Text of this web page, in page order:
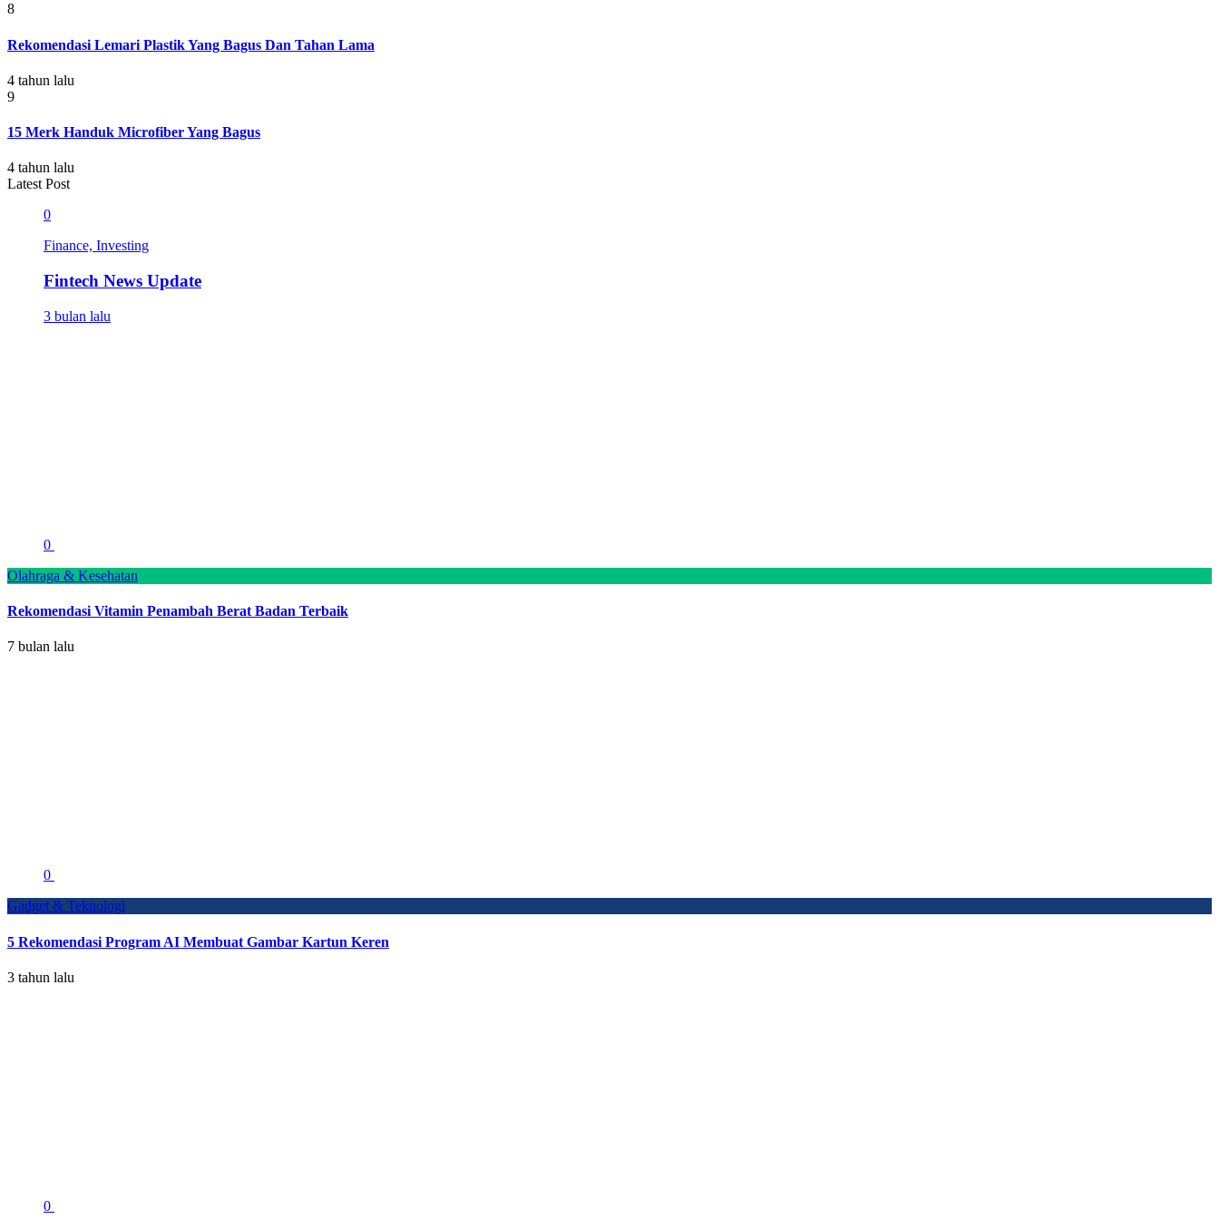
8
Rekomendasi Lemari Plastik Yang Bagus Dan Tahan Lama
4 tahun lalu
9
15 Merk Handuk Microfiber Yang Bagus
4 tahun lalu
Latest Post
0
Finance, Investing
Fintech News Update
3 bulan lalu
0
Olahraga & Kesehatan
Rekomendasi Vitamin Penambah Berat Badan Terbaik
7 bulan lalu
0
Gadget & Teknologi
5 Rekomendasi Program AI Membuat Gambar Kartun Keren
3 tahun lalu
0